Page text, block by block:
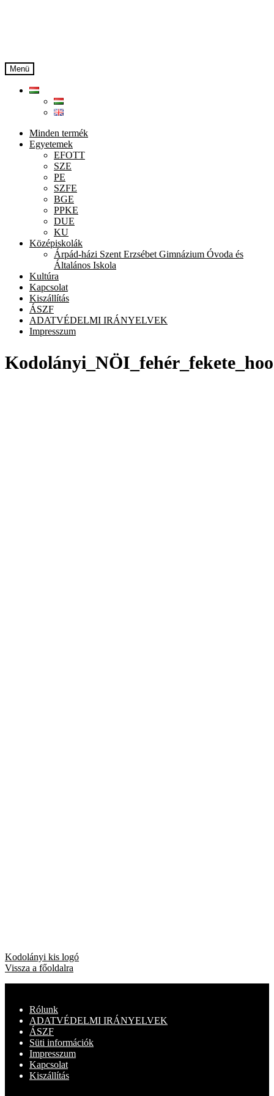
Menü
Minden termék
Egyetemek
EFOTT
SZE
PE
SZFE
BGE
PPKE
DUE
KU
Középiskolák
Árpád-házi Szent Erzsébet Gimnázium Óvoda és
Általános Iskola
Kultúra
Kapcsolat
Kiszállítás
ÁSZF
ADATVÉDELMI IRÁNYELVEK
Impresszum
Bejegyzés
navigáció
Previous
post:
Kodolányi kis logó
Vissza a főoldalra
Rólunk
ADATVÉDELMI IRÁNYELVEK
ÁSZF
Süti információk
Impresszum
Kapcsolat
Kiszállítás